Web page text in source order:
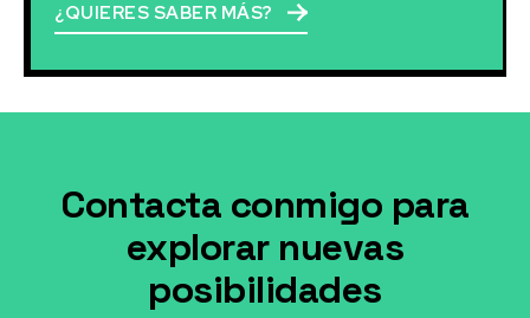
¿QUIERES SABER MÁS?
Contacta conmigo para
explorar nuevas
posibilidades